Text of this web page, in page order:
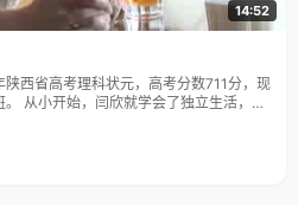
14:52
每
家的时候，就一个人端着个饭盒去食堂
业认真完成。 2006年9月，怀
着大大的行李箱，一个人坐上了开往北